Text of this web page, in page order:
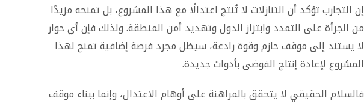
إن التجارب تؤكد أن التنازلات لا تُنتج اعتدالًا مع هذا المشروع، بل تمنحه مزيدًا
من الجرأة على التمدد وابتزاز الدول وتهديد أمن المنطقة. ولذلك فإن أي حوار
لا يستند إلى موقف حازم وقوة رادعة، سيظل مجرد فرصة إضافية تمنح لهذا
المشروع لإعادة إنتاج الفوضى بأدوات جديدة.
فالسلام الحقيقي لا يتحقق بالمراهنة على أوهام الاعتدال، وإنما ببناء موقف